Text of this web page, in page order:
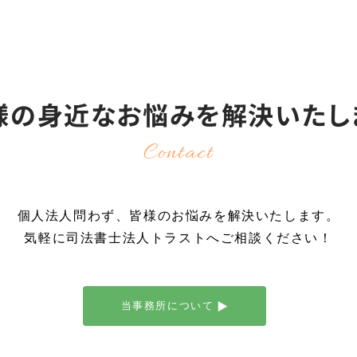
の身近なお悩みを解決いたし
Contact
個人法人問わず、皆様のお悩みを解決いたします。
気軽に司法書士法人トラストへご相談ください！
当事務所について